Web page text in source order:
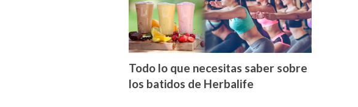
Todo lo que necesitas saber sobre
los batidos de Herbalife